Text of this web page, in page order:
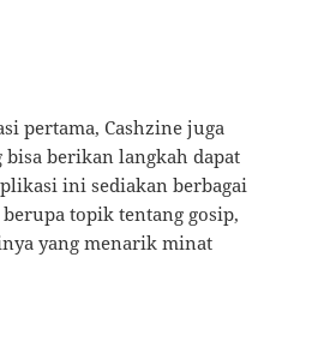
pertama, Cashzine juga
berikan langkah dapat
ini sediakan berbagai
topik tentang gosip,
yang menarik minat